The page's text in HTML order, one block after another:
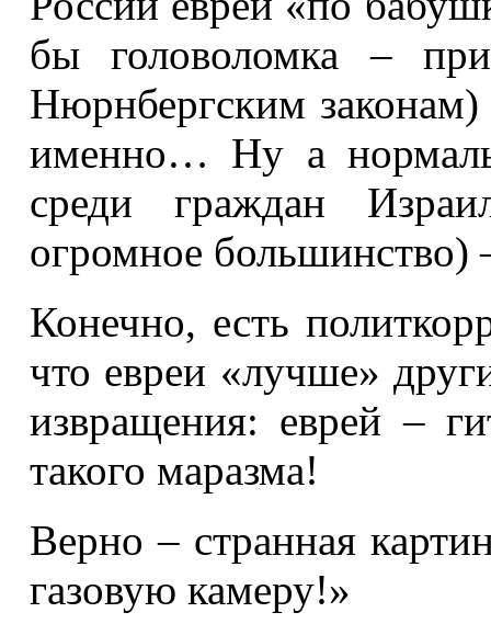
бы головоломка –
Нюрнбергским
именно… Ну а
среди граждан
огромное большинство)
Конечно, есть
что евреи «лучше»
извращения: еврей –
такого маразма!
Верно – странная
газовую камеру!»